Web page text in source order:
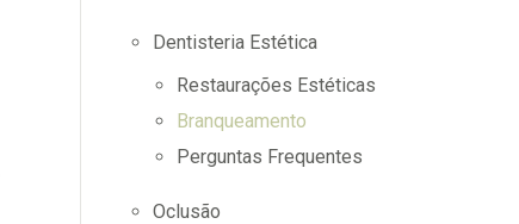
Dentisteria Estética
Restaurações Estéticas
Branqueamento
Perguntas Frequentes
Oclusão